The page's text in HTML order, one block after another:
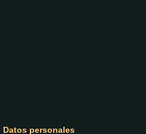
Datos personales